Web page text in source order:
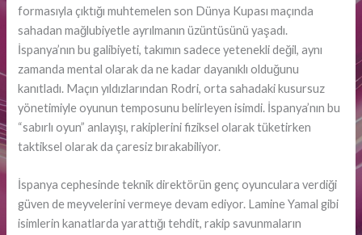
formasıyla çıktığı muhtemelen son Dünya Kupası maçında
sahadan mağlubiyetle ayrılmanın üzüntüsünü yaşadı.
İspanya’nın bu galibiyeti, takımın sadece yetenekli değil, aynı
zamanda mental olarak da ne kadar dayanıklı olduğunu
kanıtladı. Maçın yıldızlarından Rodri, orta sahadaki kusursuz
yönetimiyle oyunun temposunu belirleyen isimdi. İspanya’nın bu
“sabırlı oyun” anlayışı, rakiplerini fiziksel olarak tüketirken
taktiksel olarak da çaresiz bırakabiliyor.
İspanya cephesinde teknik direktörün genç oyunculara verdiği
güven de meyvelerini vermeye devam ediyor. Lamine Yamal gibi
isimlerin kanatlarda yarattığı tehdit, rakip savunmaların